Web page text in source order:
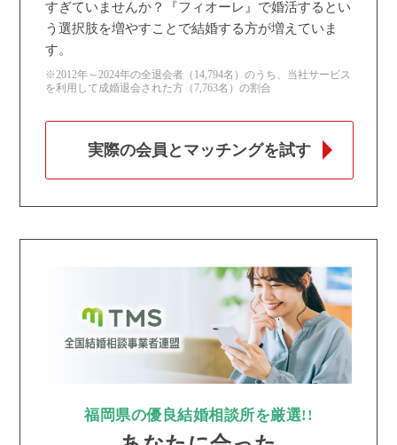
すぎていませんか？『フィオーレ』で婚活するとい
う選択肢を増やすことで結婚する方が増えていま
す。
※2012年～2024年の全退会者（14,794名）のうち、当社サービス
を利用して成婚退会された方（7,763名）の割合
実際の会員とマッチングを試す
福岡県の優良結婚相談所を厳選!!